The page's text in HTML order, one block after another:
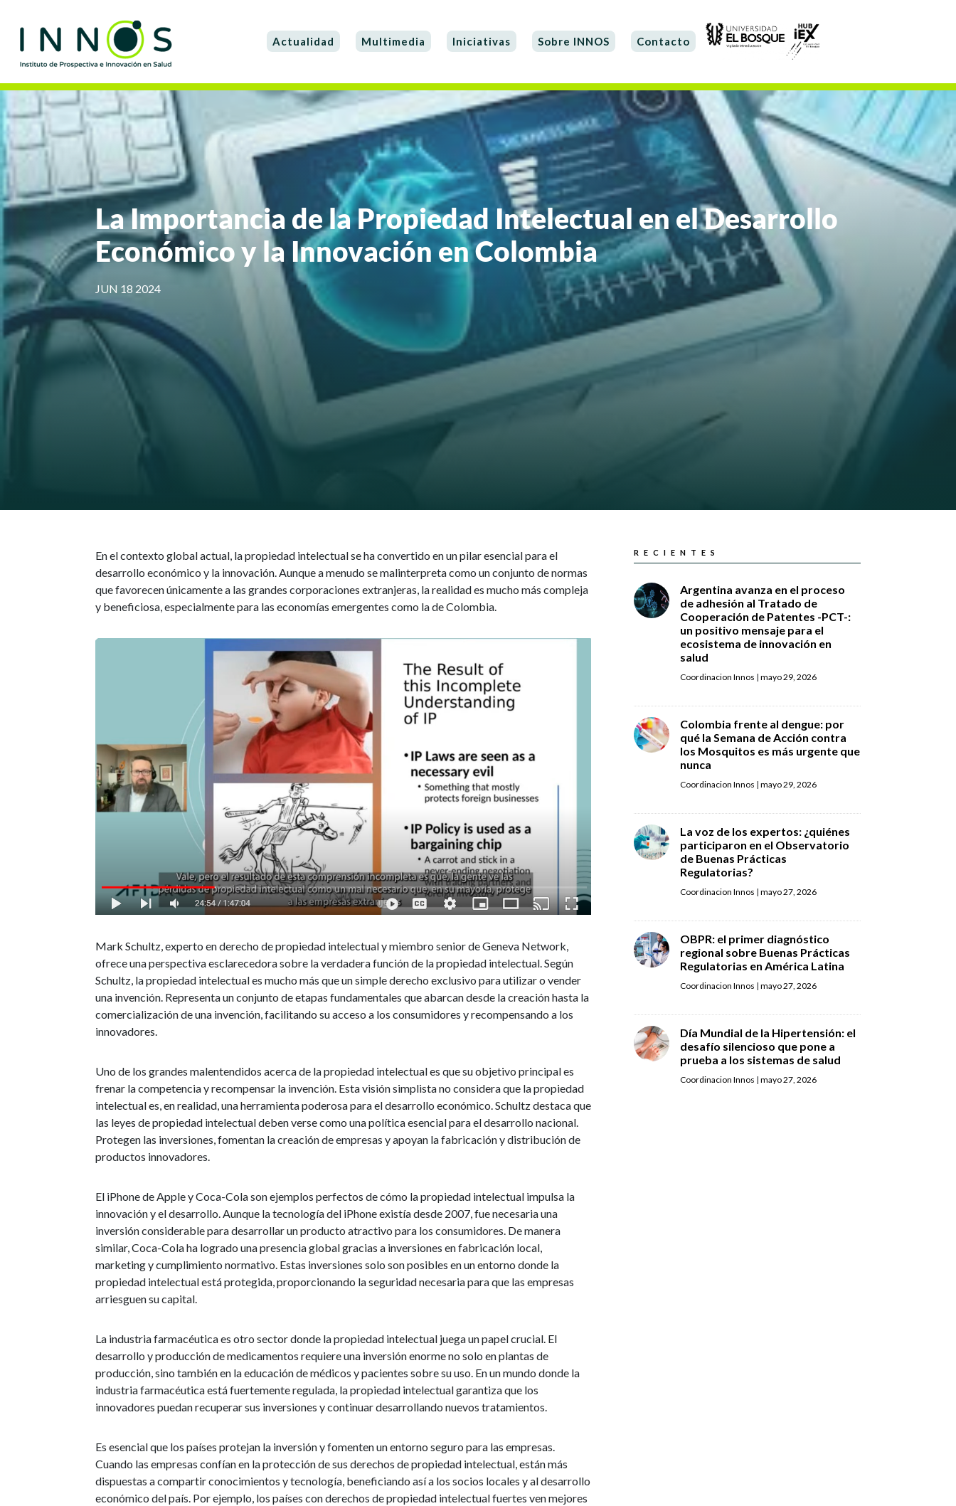
Actualidad Multimedia Iniciativas Sobre INNOS Contacto
La Importancia de la Propiedad Intelectual en el Desarrollo
Económico y la Innovación en Colombia
JUN 18 2024
En el contexto global actual, la propiedad intelectual se ha convertido en un pilar esencial para el
desarrollo económico y la innovación. Aunque a menudo se malinterpreta como un conjunto de normas
que favorecen únicamente a las grandes corporaciones extranjeras, la realidad es mucho más compleja
y beneficiosa, especialmente para las economías emergentes como la de Colombia.
Mark Schultz, experto en derecho de propiedad intelectual y miembro senior de Geneva Network,
ofrece una perspectiva esclarecedora sobre la verdadera función de la propiedad intelectual. Según
Schultz, la propiedad intelectual es mucho más que un simple derecho exclusivo para utilizar o vender
una invención. Representa un conjunto de etapas fundamentales que abarcan desde la creación hasta la
comercialización de una invención, facilitando su acceso a los consumidores y recompensando a los
innovadores.
Uno de los grandes malentendidos acerca de la propiedad intelectual es que su objetivo principal es
frenar la competencia y recompensar la invención. Esta visión simplista no considera que la propiedad
intelectual es, en realidad, una herramienta poderosa para el desarrollo económico. Schultz destaca que
las leyes de propiedad intelectual deben verse como una política esencial para el desarrollo nacional.
Protegen las inversiones, fomentan la creación de empresas y apoyan la fabricación y distribución de
productos innovadores.
El iPhone de Apple y Coca-Cola son ejemplos perfectos de cómo la propiedad intelectual impulsa la
innovación y el desarrollo. Aunque la tecnología del iPhone existía desde 2007, fue necesaria una
inversión considerable para desarrollar un producto atractivo para los consumidores. De manera
similar, Coca-Cola ha logrado una presencia global gracias a inversiones en fabricación local,
marketing y cumplimiento normativo. Estas inversiones solo son posibles en un entorno donde la
propiedad intelectual está protegida, proporcionando la seguridad necesaria para que las empresas
arriesguen su capital.
La industria farmacéutica es otro sector donde la propiedad intelectual juega un papel crucial. El
desarrollo y producción de medicamentos requiere una inversión enorme no solo en plantas de
producción, sino también en la educación de médicos y pacientes sobre su uso. En un mundo donde la
industria farmacéutica está fuertemente regulada, la propiedad intelectual garantiza que los
innovadores puedan recuperar sus inversiones y continuar desarrollando nuevos tratamientos.
Es esencial que los países protejan la inversión y fomenten un entorno seguro para las empresas.
Cuando las empresas confían en la protección de sus derechos de propiedad intelectual, están más
dispuestas a compartir conocimientos y tecnología, beneficiando así a los socios locales y al desarrollo
económico del país. Por ejemplo, los países con derechos de propiedad intelectual fuertes ven mejores
RECIENTES
Argentina avanza en el proceso
de adhesión al Tratado de
Cooperación de Patentes -PCT-:
un positivo mensaje para el
ecosistema de innovación en
salud
Coordinacion Innos | mayo 29, 2026
Colombia frente al dengue: por
qué la Semana de Acción contra
los Mosquitos es más urgente que
nunca
Coordinacion Innos | mayo 29, 2026
La voz de los expertos: ¿quiénes
participaron en el Observatorio
de Buenas Prácticas
Regulatorias?
Coordinacion Innos | mayo 27, 2026
OBPR: el primer diagnóstico
regional sobre Buenas Prácticas
Regulatorias en América Latina
Coordinacion Innos | mayo 27, 2026
Día Mundial de la Hipertensión: el
desafío silencioso que pone a
prueba a los sistemas de salud
Coordinacion Innos | mayo 27, 2026